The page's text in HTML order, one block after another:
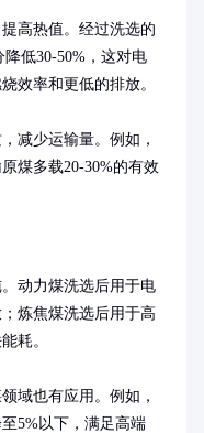
高热值。经过洗选的
低30-50%，这对电
效率和更低的排放。
减少运输量。例如，
煤多载20-30%的有效
动力煤洗选后用于电
炼焦煤洗选后用于高
耗。
域也有应用。例如，
5%以下，满足高端